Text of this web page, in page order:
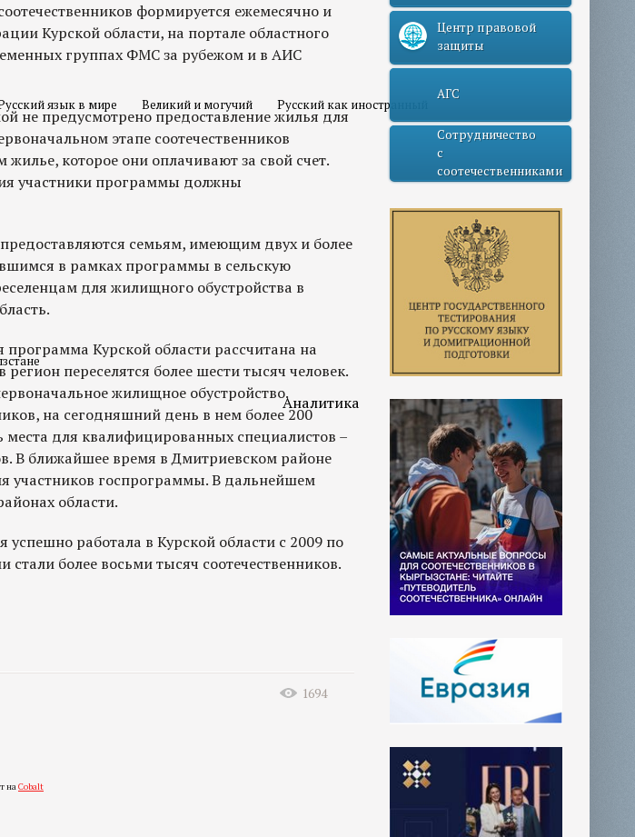
язык в мире Великий и могучий Русский как иностранный
Аналитика
формируется ежемесячно и
Курской области, на портале областного
группах ФМС за рубежом и в АИС
не предусмотрено предоставление жилья для
этапе соотечественников
которое они оплачивают за свой счет.
участники программы должны
семьям, имеющим двух и более
в рамках программы в сельскую
для жилищного обустройства в
Курской области рассчитана на
переселятся более шести тысяч человек.
жилищное обустройство.
на сегодняшний день в нем более 200
места для квалифицированных специалистов –
В ближайшее время в Дмитриевском районе
участников госпрограммы. В дальнейшем
области.
работала в Курской области с 2009 по
более восьми тысяч соотечественников.
1694
наCobalt
Центр правовой
защиты
АГС
Сотрудничество
с
соотечественниками